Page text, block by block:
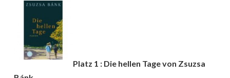
Platz 1 : Die hellen Tage von Zsuzsa